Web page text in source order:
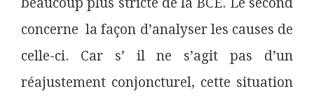
concerne la façon d’analyser les causes de
celle-ci. Car s’ il ne s’agit pas d’un
réajustement conjoncturel, cette situation